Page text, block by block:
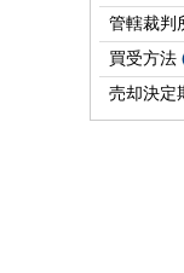
管轄裁判
買受方法
売却決定